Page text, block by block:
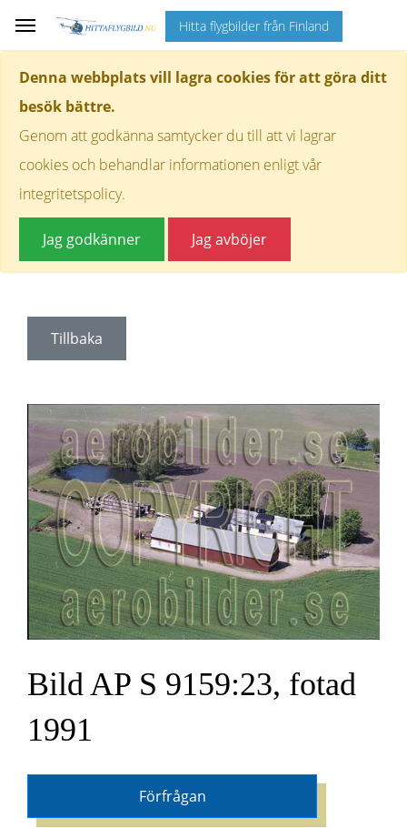
Denna webbplats vill lagra cookies för att göra ditt
besök bättre.
Genom att godkänna samtycker du till att vi lagrar
cookies och behandlar informationen enligt vår
integritetspolicy.
Jag godkänner Jag avböjer
Hitta flygbilder från Finland
Tillbaka
Bild AP S 9159:23, fotad
1991
Förfrågan